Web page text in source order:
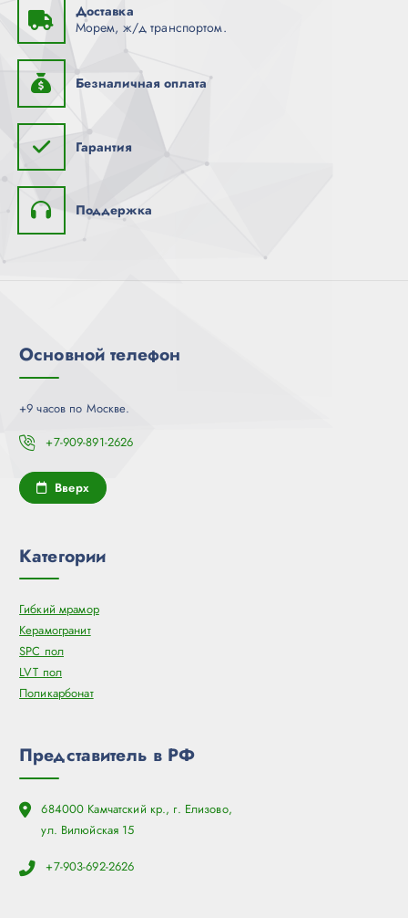
Доставка
Морем, ж/д транспортом.
Безналичная оплата
Гарантия
Поддержка
Основной телефон
+9 часов по Москве.
+7-909-891-2626
Вверх
Категории
Гибкий мрамор
Керамогранит
SPC пол
LVT пол
Поликарбонат
Представитель в РФ
684000 Камчатский кр., г. Елизово,
ул. Вилюйская 15
+7-903-692-2626